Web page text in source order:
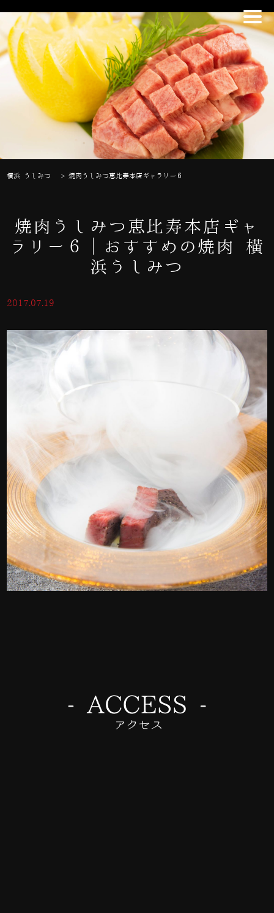
横浜 うしみつ >焼肉うしみつ恵比寿本店ギャラリー６
焼肉うしみつ恵比寿本店ギャ
ラリー６｜おすすめの焼肉 横
浜うしみつ
2017.07.19